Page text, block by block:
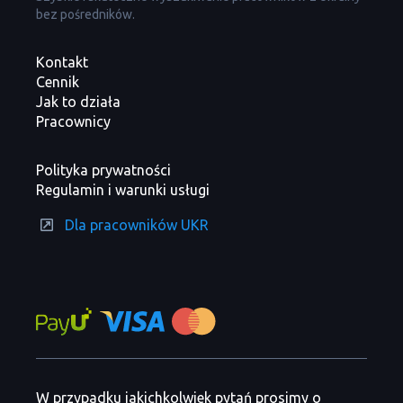
bez pośredników.
Kontakt
Cennik
Jak to działa
Pracownicy
Polityka prywatności
Regulamin i warunki usługi
Dla pracowników UKR
W przypadku jakichkolwiek pytań prosimy o